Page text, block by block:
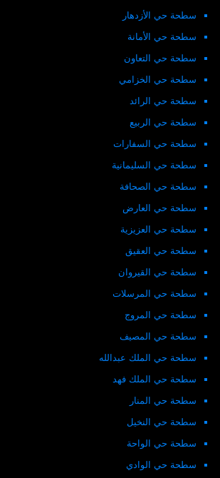
سطحة حي الأزدهار
سطحة حي الأمانة
سطحة حي التعاون
سطحة حي الخزامي
سطحة حي الرائد
سطحة حي الربيع
سطحة حي السفارات
سطحة حي السليمانية
سطحة حي الصحافة
سطحة حي العارض
سطحة حي العزيزية
سطحة حي العقيق
سطحة حي القيروان
سطحة حي المرسلات
سطحة حي المروج
سطحة حي المصيف
سطحة حي الملك عبدالله
سطحة حي الملك فهد
سطحة حي المنار
سطحة حي النخيل
سطحة حي الواحة
سطحة حي الوادي